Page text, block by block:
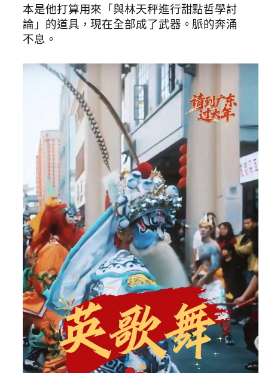
本是他打算用來「與林天秤進行甜點哲學討
論」的道具，現在全部成了武器。脈的奔涌
不息。